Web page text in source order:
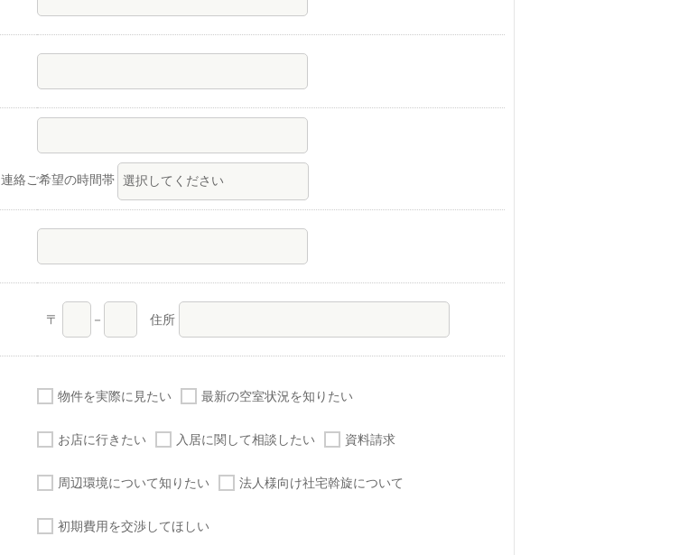
連絡ご希望の時間帯
〒 － 住所
物件を実際に見たい 最新の空室状況を知りたい
お店に行きたい 入居に関して相談したい 資料請求
周辺環境について知りたい 法人様向け社宅斡旋について
初期費用を交渉してほしい